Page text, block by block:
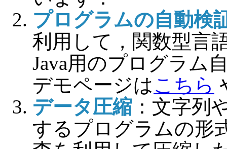
プログラムの自動検
利用して，関数型言
Java用のプログラム
デモページはこちら
データ圧縮 ：文字列
するプログラムの形